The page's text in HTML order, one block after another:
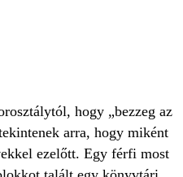
hogy „bezzeg az
arra, hogy miként
ezelőtt. Egy férfi most